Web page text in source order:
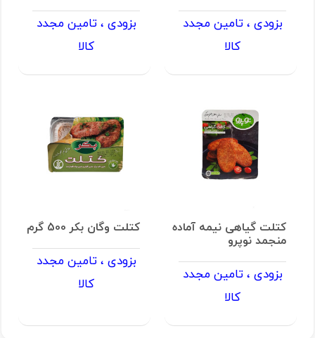
بزودی ، تامین مجدد
کالا
بزودی ، تامین مجدد
کالا
کتلت گیاهی نیمه آماده
منجمد نوپرو
بزودی ، تامین مجدد
کالا
کتلت وگان بکر 500 گرم
بزودی ، تامین مجدد
کالا